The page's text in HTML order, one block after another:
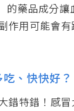
的藥品成分
作用可能會
、快快好？
錯特錯！感